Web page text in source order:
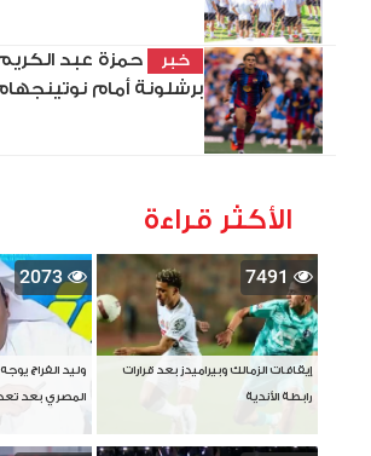
خبر
حمزة عبد
برشلونة أمام
الأكثر قراءة
7491
إيقافات الزمالك وبيراميدز بعد قرارات
رابطة الأندية
2073
وليد الفراج
المصري بعد